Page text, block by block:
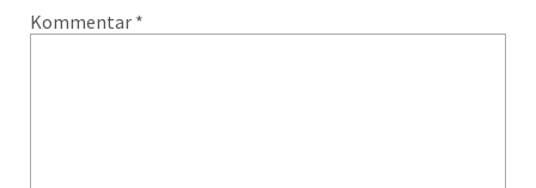
Kommentar *